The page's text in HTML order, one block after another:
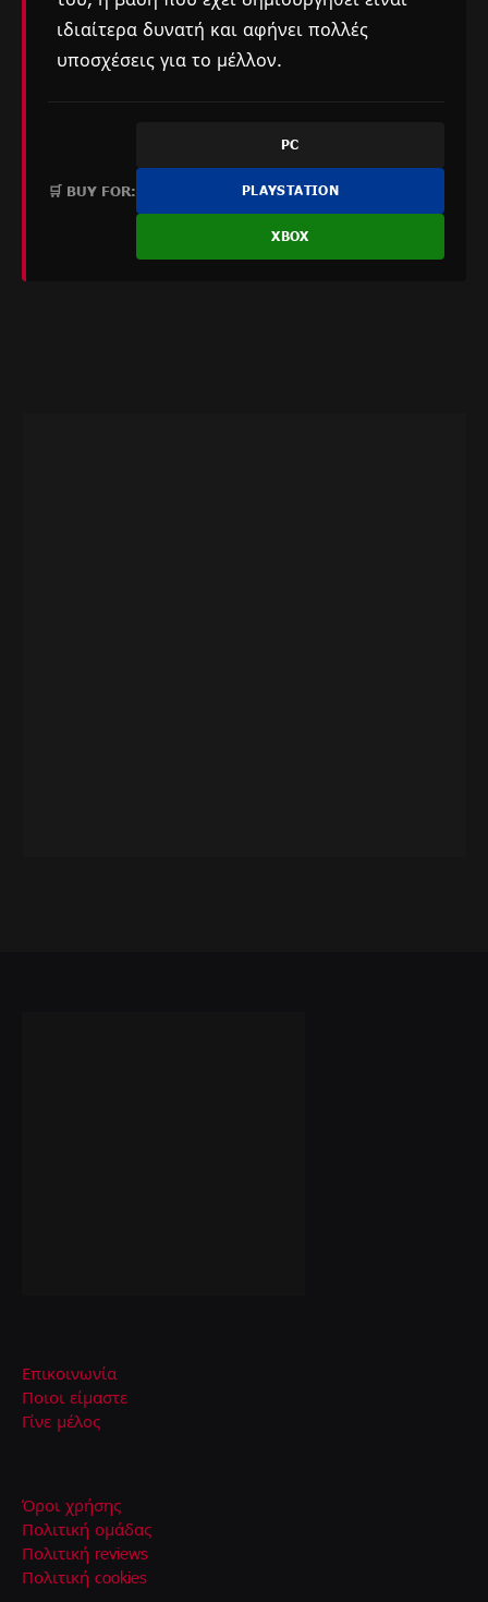
ιδιαίτερα δυνατή και αφήνει πολλές
υποσχέσεις για το μέλλον.
🛒 BUY FOR:
PC
PLAYSTATION
XBOX
Επικοινωνία
Ποιοι είμαστε
Γίνε μέλος
Όροι χρήσης
Πολιτική ομάδας
Πολιτική reviews
Πολιτική cookies